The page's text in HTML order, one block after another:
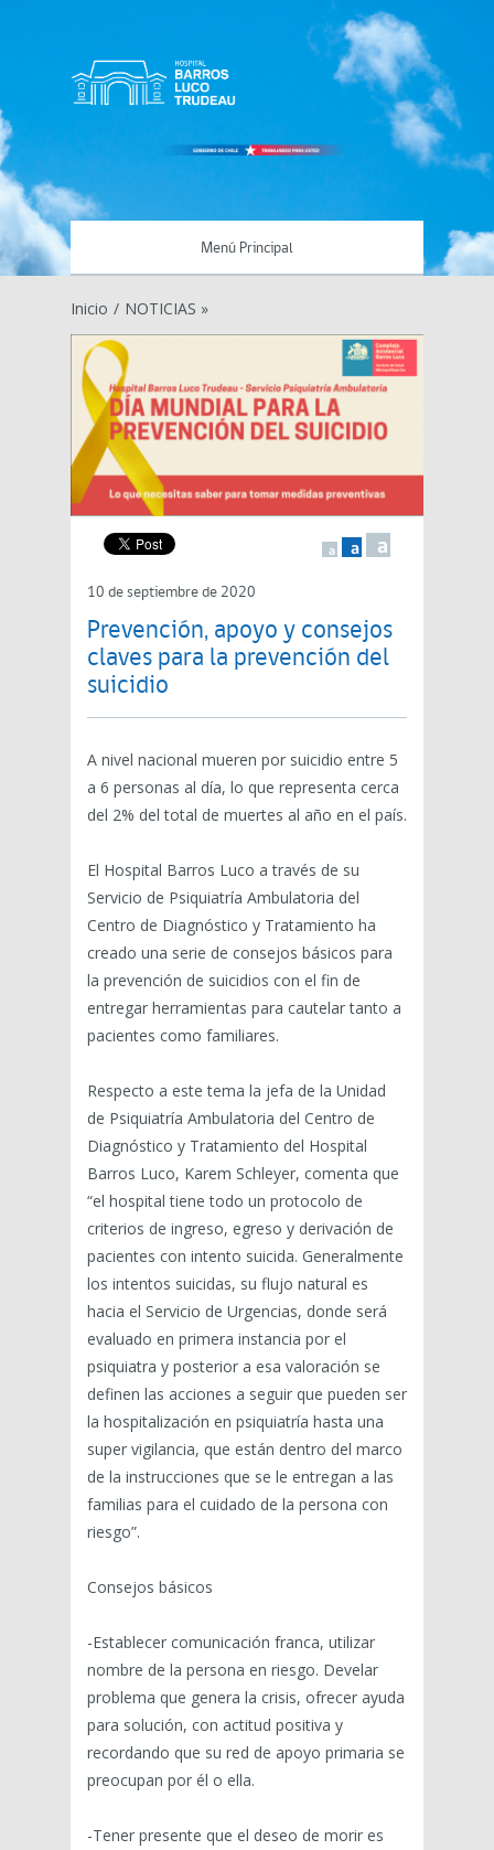
Menú Principal
Inicio / NOTICIAS »
a a a
10 de septiembre de 2020
Prevención, apoyo y consejos
claves para la prevención del
suicidio
A nivel nacional mueren por suicidio entre 5
a 6 personas al día, lo que representa cerca
del 2% del total de muertes al año en el país.
El Hospital Barros Luco a través de su
Servicio de Psiquiatría Ambulatoria del
Centro de Diagnóstico y Tratamiento ha
creado una serie de consejos básicos para
la prevención de suicidios con el fin de
entregar herramientas para cautelar tanto a
pacientes como familiares.
Respecto a este tema la jefa de la Unidad
de Psiquiatría Ambulatoria del Centro de
Diagnóstico y Tratamiento del Hospital
Barros Luco, Karem Schleyer, comenta que
“el hospital tiene todo un protocolo de
criterios de ingreso, egreso y derivación de
pacientes con intento suicida. Generalmente
los intentos suicidas, su flujo natural es
hacia el Servicio de Urgencias, donde será
evaluado en primera instancia por el
psiquiatra y posterior a esa valoración se
definen las acciones a seguir que pueden ser
la hospitalización en psiquiatría hasta una
super vigilancia, que están dentro del marco
de la instrucciones que se le entregan a las
familias para el cuidado de la persona con
riesgo”.
Consejos básicos
-Establecer comunicación franca, utilizar
nombre de la persona en riesgo. Develar
problema que genera la crisis, ofrecer ayuda
para solución, con actitud positiva y
recordando que su red de apoyo primaria se
preocupan por él o ella.
-Tener presente que el deseo de morir es